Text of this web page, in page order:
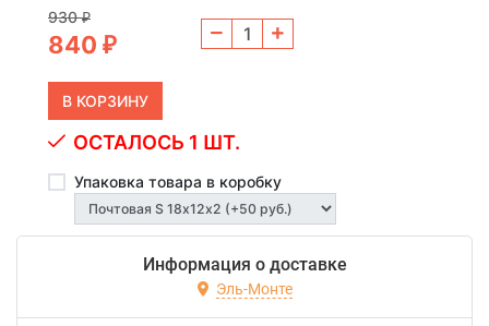
930₽
840 ₽
ОСТАЛОСЬ 1 ШТ.
Упаковка товара в коробку
Информация о доставке
Эль-Монте